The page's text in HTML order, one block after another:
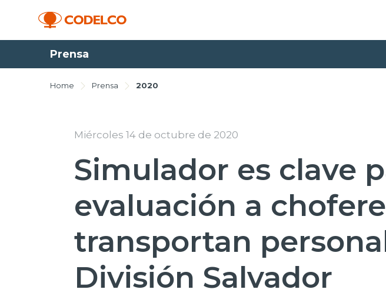
Prensa
Home Prensa 2020
Miércoles 14 de octubre de 2020
Simulador es clave
evaluación a
transportan
División Salvador